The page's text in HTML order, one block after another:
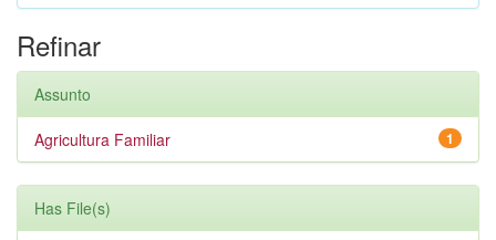
Refinar
Assunto
1
Agricultura Familiar
Has File(s)